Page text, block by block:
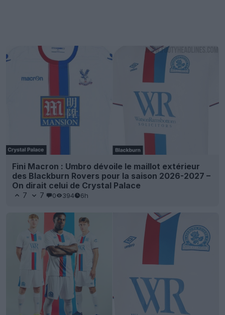
Fini Macron : Umbro dévoile le maillot extérieur
des Blackburn Rovers pour la saison 2026-2027 –
On dirait celui de Crystal Palace
7 7 0 394 6h